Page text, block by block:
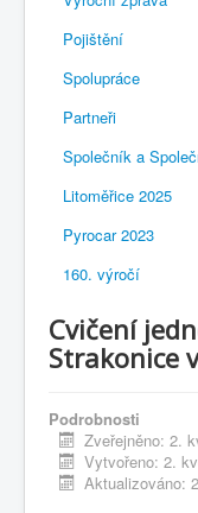
Pojištění
Spolupráce
Partneři
Společník a
Litoměřice 2025
Pyrocar 2023
160. výročí
Cvičení
Strakonice
Podrobnosti
Zveřejněno: 2.
Vytvořeno: 2.
Aktualizováno: